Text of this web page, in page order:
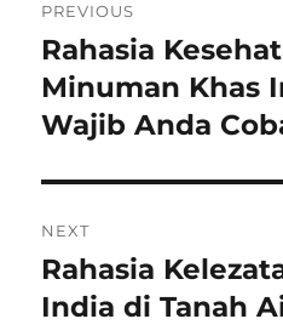
navigation
PREVIOUS
Previous
post:
Rahasia
Minuman Khas
Wajib Anda
NEXT
Next
post:
Rahasia
India di Tanah